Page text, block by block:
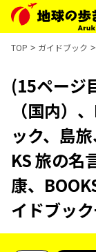
TOP ガイドブック
(15ページ
（国内）
ック、島
KS 旅の名
康、
イドブッ